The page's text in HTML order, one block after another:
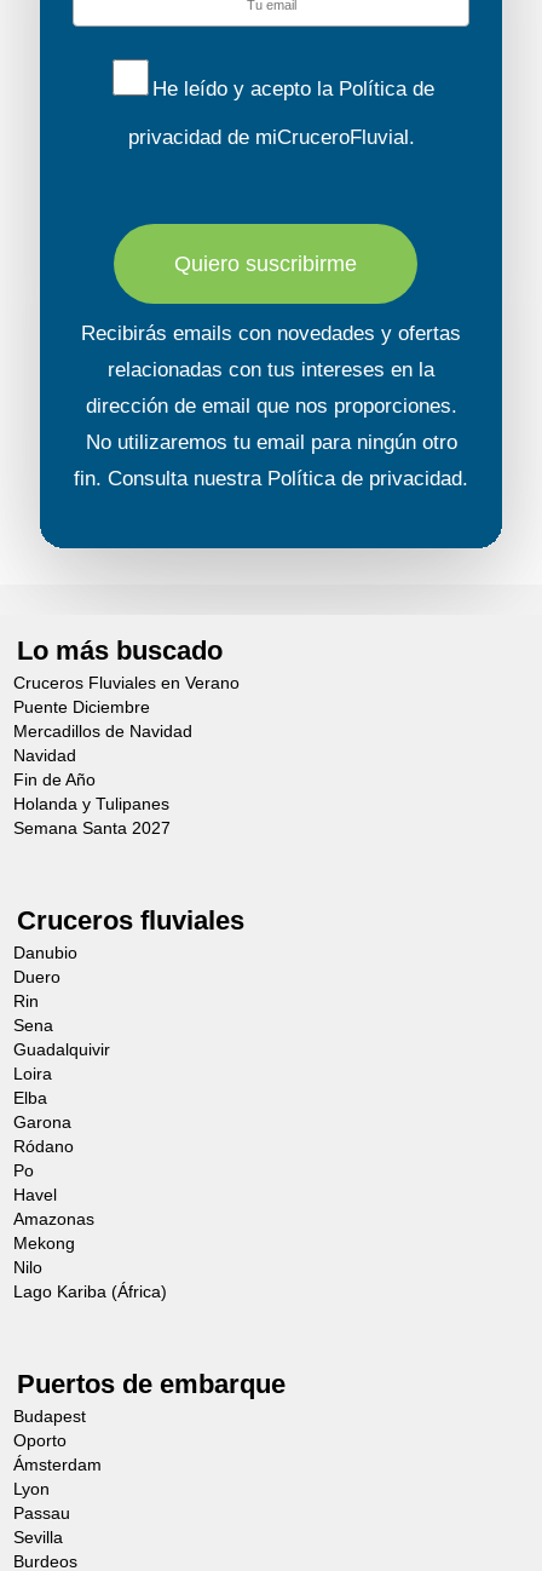
He leído y acepto la Política de
privacidadde miCruceroFluvial.
Quiero suscribirme
Recibirás emails con novedades y ofertas
relacionadas con tus intereses en la
dirección de email que nos proporciones.
No utilizaremos tu email para ningún otro
fin. Consulta nuestra Política de privacidad.
Lo más buscado
Cruceros Fluviales en Verano
Puente Diciembre
Mercadillos de Navidad
Navidad
Fin de Año
Holanda y Tulipanes
Semana Santa 2027
Cruceros fluviales
Danubio
Duero
Rin
Sena
Guadalquivir
Loira
Elba
Garona
Ródano
Po
Havel
Amazonas
Mekong
Nilo
Lago Kariba (África)
Puertos de embarque
Budapest
Oporto
Ámsterdam
Lyon
Passau
Sevilla
Burdeos